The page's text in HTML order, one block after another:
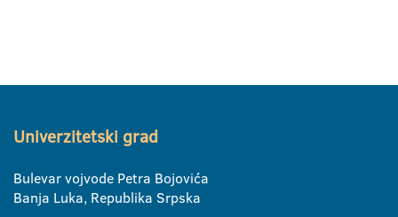
Univerzitetski grad
Bulevar vojvode Petra Bojovića
Banja Luka, Republika Srpska